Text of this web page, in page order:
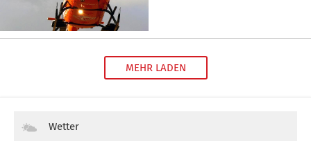
MEHR LADEN
Wetter